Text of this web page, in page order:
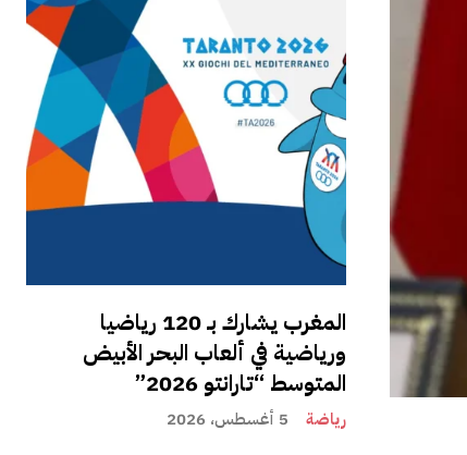
المغرب يشارك بـ 120 رياضيا
ورياضية في ألعاب البحر الأبيض
المتوسط “تارانتو 2026”
رياضة 5 أغسطس، 2026